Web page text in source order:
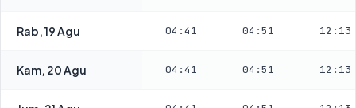
Rab, 19 Agu 04:41 04:51 12:13
Kam, 20 Agu 04:41 04:51 12:13